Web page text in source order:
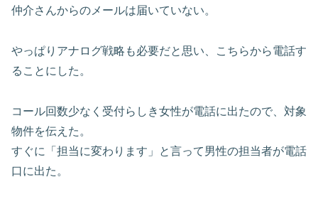
仲介さんからのメールは届いていない。
やっぱりアナログ戦略も必要だと思い、こちらから電話す
ることにした。
コール回数少なく受付らしき女性が電話に出たので、対象
物件を伝えた。
すぐに「担当に変わります」と言って男性の担当者が電話
口に出た。